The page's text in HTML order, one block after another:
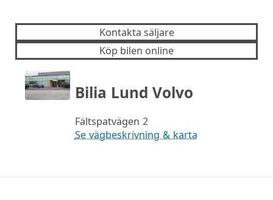
Kontakta säljare
Köp bilen online
Bilia Lund Volvo
Fältspatvägen 2
Se vägbeskrivning & karta